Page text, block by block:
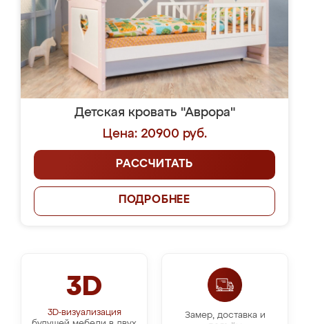
Детская кровать "Аврора"
Цена: 20900 руб.
РАССЧИТАТЬ
ПОДРОБНЕЕ
3D
3D-визуализация
Замер, доставка и